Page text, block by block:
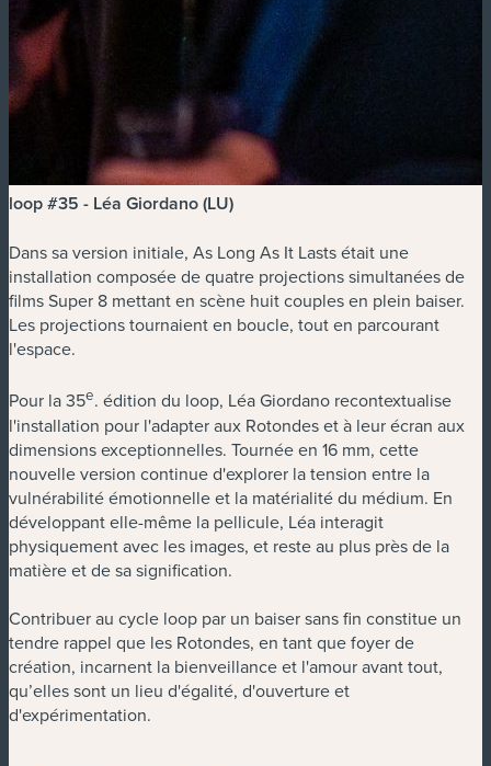
loop #35 - Léa Giordano (LU)
Dans sa version initiale, As Long As It Lasts était une
installation composée de quatre projections simultanées de
films Super 8 mettant en scène huit couples en plein baiser.
Les projections tournaient en boucle, tout en parcourant
l'espace.
Pour la 35e. édition du loop, Léa Giordano recontextualise
l'installation pour l'adapter aux Rotondes et à leur écran aux
dimensions exceptionnelles. Tournée en 16 mm, cette
nouvelle version continue d'explorer la tension entre la
vulnérabilité émotionnelle et la matérialité du médium. En
développant elle-même la pellicule, Léa interagit
physiquement avec les images, et reste au plus près de la
matière et de sa signification.
Contribuer au cycle loop par un baiser sans fin constitue un
tendre rappel que les Rotondes, en tant que foyer de
création, incarnent la bienveillance et l'amour avant tout,
qu’elles sont un lieu d'égalité, d'ouverture et
d'expérimentation.